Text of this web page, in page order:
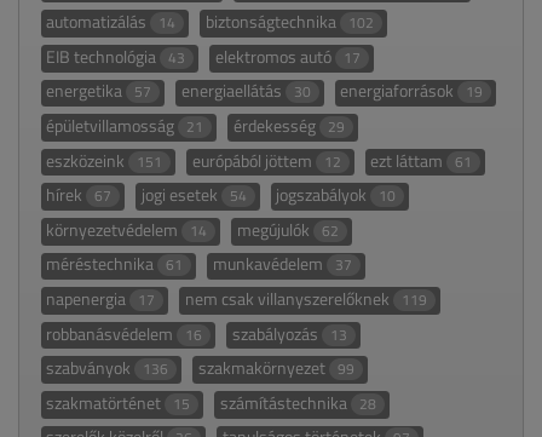
automatizálás 14 biztonságtechnika 102
EIB technológia 43 elektromos autó 17
energetika 57 energiaellátás 30 energiaforrások 19
épületvillamosság 21 érdekesség 29
eszközeink 151 európából jöttem 12 ezt láttam 61
hírek 67 jogi esetek 54 jogszabályok 10
környezetvédelem 14 megújulók 62
méréstechnika 61 munkavédelem 37
napenergia 17 nem csak villanyszerelőknek 119
robbanásvédelem 16 szabályozás 13
szabványok 136 szakmakörnyezet 99
szakmatörténet 15 számítástechnika 28